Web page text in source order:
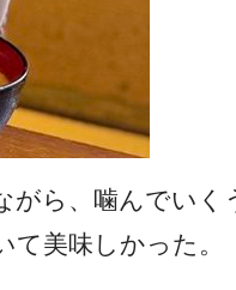
がら、噛んでいく
美味しかった。